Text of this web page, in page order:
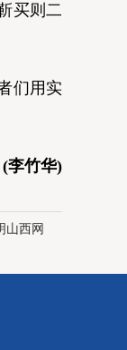
买则二
们用实
(李竹华)
山西网